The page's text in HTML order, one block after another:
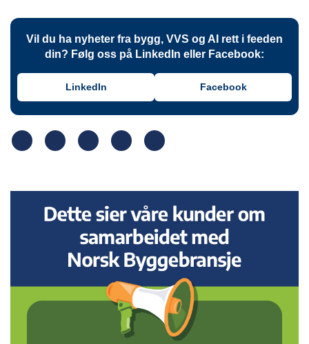
Vil du ha nyheter fra bygg, VVS og AI rett i feeden
din? Følg oss på LinkedIn eller Facebook:
LinkedIn Facebook